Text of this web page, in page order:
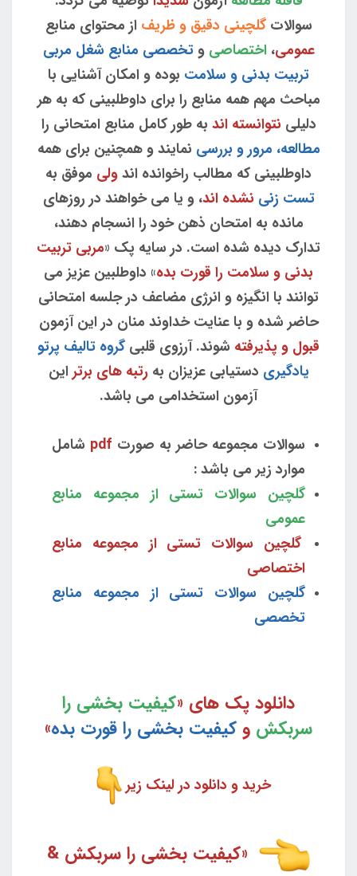
سوالاتگلچینی دقیق و ظریف از محتوای منابع
عمومی، اختصاصی وتخصصی منابع شغل مربی
تربیت بدنی و سلامت بوده و امکان آشنایی با
مباحث مهم همه منابع را برای داوطلبینی که به هر
دلیلی نتوانسته اند به طور کامل منابع امتحانی را
مطالعه، مرور و بررسی نمایند و همچنین برای همه
داوطلبینی که مطالب راخوانده اندولی موفق به
تست زنی نشده اند، و یا می خواهند در روزهای
مانده به امتحان ذهن خود را انسجام دهند،
تدارک دیده شده است. در سایه پک «مربی تربیت
بدنی و سلامت را قورت بده» داوطلبین عزیز می
توانند با انگیزه و انرژی مضاعف در جلسه امتحانی
حاضر شده و با عنایت خداوند منان در این آزمون
قبول و پذیرفته شوند. آرزوی قلبی گروه تالیف پرتو
یادگیری دستیابی عزیزان به رتبه های برتر این
آزمون استخدامی می باشد.
سوالات مجموعه حاضر به صورت pdf شامل
موارد زیر می باشد :
گلچین سوالات تستی از مجموعه منابع
عمومی
گلچین سوالات تستی از مجموعه منابع
اختصاصی
گلچین سوالات تستی از مجموعه منابع
تخصصی
دانلود پک های «کیفیت بخشی را
سربکش و کیفیت بخشی را قورت بده»
خرید و دانلود در لینک زیر
«کیفیت بخشی را سربکش &